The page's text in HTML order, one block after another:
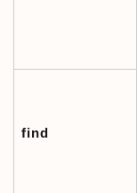
find